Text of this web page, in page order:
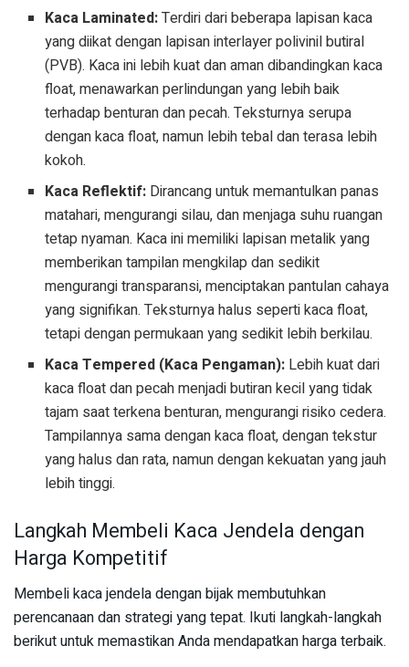
Kaca Laminated:Terdiri dari beberapa lapisan kaca
yang diikat dengan lapisan interlayer polivinil butiral
(PVB). Kaca ini lebih kuat dan aman dibandingkan kaca
float, menawarkan perlindungan yang lebih baik
terhadap benturan dan pecah. Teksturnya serupa
dengan kaca float, namun lebih tebal dan terasa lebih
kokoh.
Kaca Reflektif: Dirancang untuk memantulkan panas
matahari, mengurangi silau, dan menjaga suhu ruangan
tetap nyaman. Kaca ini memiliki lapisan metalik yang
memberikan tampilan mengkilap dan sedikit
mengurangi transparansi, menciptakan pantulan cahaya
yang signifikan. Teksturnya halus seperti kaca float,
tetapi dengan permukaan yang sedikit lebih berkilau.
Kaca Tempered (Kaca Pengaman): Lebih kuat dari
kaca float dan pecah menjadi butiran kecil yang tidak
tajam saat terkena benturan, mengurangi risiko cedera.
Tampilannya sama dengan kaca float, dengan tekstur
yang halus dan rata, namun dengan kekuatan yang jauh
lebih tinggi.
Langkah Membeli Kaca Jendela dengan
Harga Kompetitif
Membeli kaca jendela dengan bijak membutuhkan
perencanaan dan strategi yang tepat. Ikuti langkah-langkah
berikut untuk memastikan Anda mendapatkan harga terbaik.